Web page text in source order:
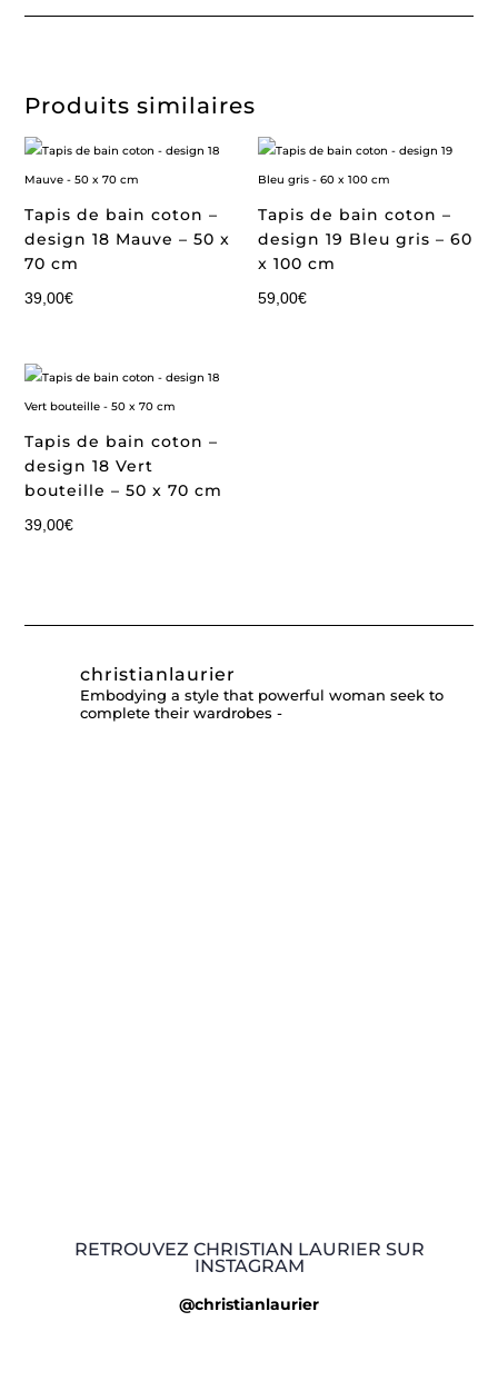
Produits similaires
Tapis de bain coton –
design 18 Mauve – 50 x
70 cm
39,00€
Tapis de bain coton –
design 19 Bleu gris – 60
x 100 cm
59,00€
Tapis de bain coton –
design 18 Vert
bouteille – 50 x 70 cm
39,00€
christianlaurier
Embodying a style that powerful woman seek to
complete their wardrobes -
RETROUVEZ CHRISTIAN LAURIER SUR
INSTAGRAM
@christianlaurier